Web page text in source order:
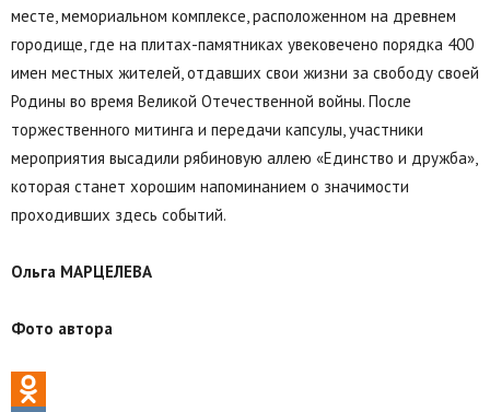
месте, мемориальном комплексе, расположенном на древнем
городище, где на плитах-памятниках увековечено порядка 400
имен местных жителей, отдавших свои жизни за свободу своей
Родины во время Великой Отечественной войны. После
торжественного митинга и передачи капсулы, участники
мероприятия высадили рябиновую аллею «Единство и дружба»,
которая станет хорошим напоминанием о значимости
проходивших здесь событий.
Ольга МАРЦЕЛЕВА
Фото автора